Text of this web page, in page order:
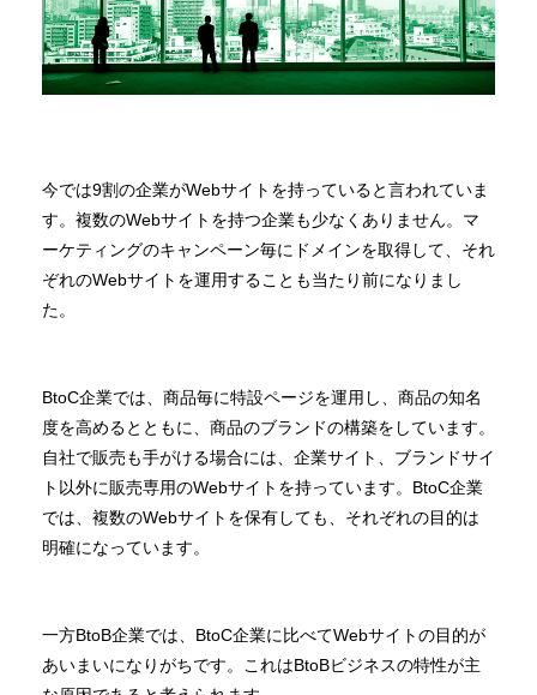
今では9割の企業がWebサイトを持っていると言われていま
す。複数のWebサイトを持つ企業も少なくありません。マ
ーケティングのキャンペーン毎にドメインを取得して、それ
ぞれのWebサイトを運用することも当たり前になりまし
た。
BtoC企業では、商品毎に特設ページを運用し、商品の知名
度を高めるとともに、商品のブランドの構築をしています。
自社で販売も手がける場合には、企業サイト、ブランドサイ
ト以外に販売専用のWebサイトを持っています。BtoC企業
では、複数のWebサイトを保有しても、それぞれの目的は
明確になっています。
一方BtoB企業では、BtoC企業に比べてWebサイトの目的が
あいまいになりがちです。これはBtoBビジネスの特性が主